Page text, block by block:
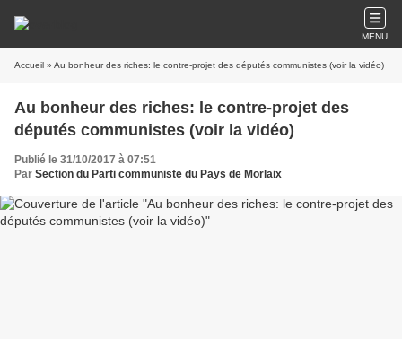
MENU
Accueil » Au bonheur des riches: le contre-projet des députés communistes (voir la vidéo)
Au bonheur des riches: le contre-projet des
députés communistes (voir la vidéo)
Publié le 31/10/2017 à 07:51
Par Section du Parti communiste du Pays de Morlaix